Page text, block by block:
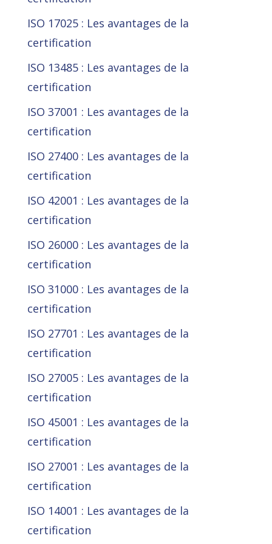
ISO 17025 : Les avantages de la
certification
ISO 13485 : Les avantages de la
certification
ISO 37001 : Les avantages de la
certification
ISO 27400 : Les avantages de la
certification
ISO 42001 : Les avantages de la
certification
ISO 26000 : Les avantages de la
certification
ISO 31000 : Les avantages de la
certification
ISO 27701 : Les avantages de la
certification
ISO 27005 : Les avantages de la
certification
ISO 45001 : Les avantages de la
certification
ISO 27001 : Les avantages de la
certification
ISO 14001 : Les avantages de la
certification